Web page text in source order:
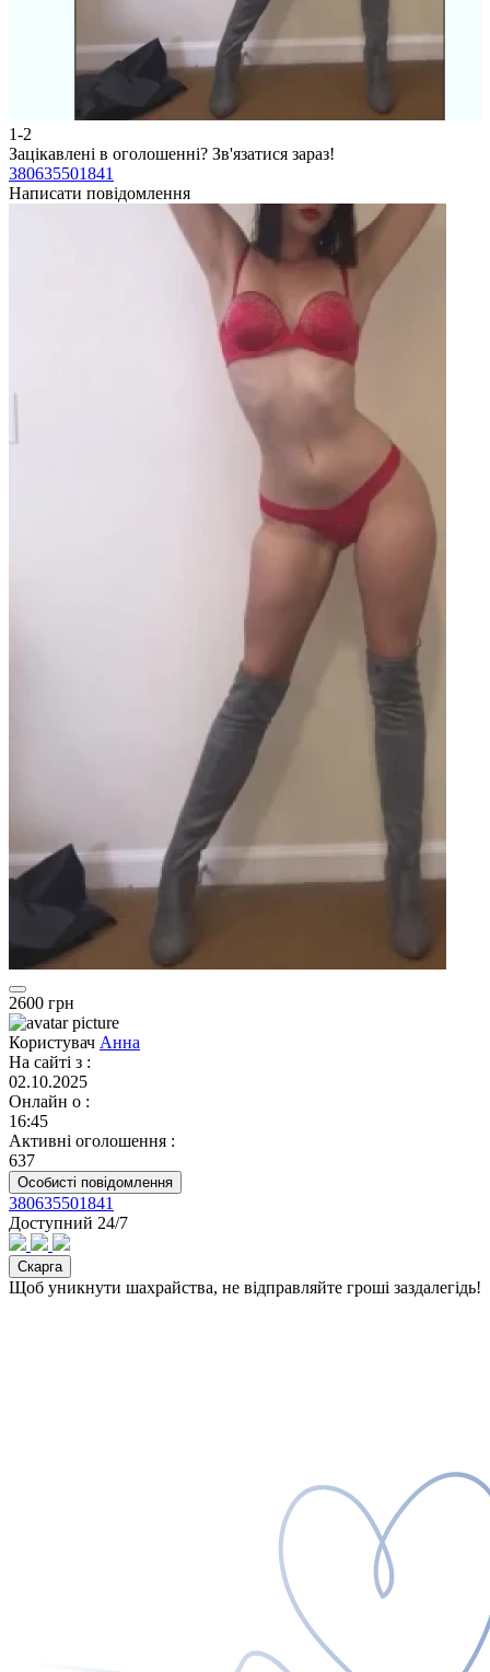
1-2
Зацікавлені в оголошенні? Зв'язатися зараз!
380635501841
Написати повідомлення
2600 грн
Користувач Анна
На сайті з :
02.10.2025
Онлайн о :
16:45
Активні оголошення :
637
Особисті повідомлення
380635501841
Доступний 24/7
Скарга
Щоб уникнути шахрайства, не відправляйте гроші заздалегідь!